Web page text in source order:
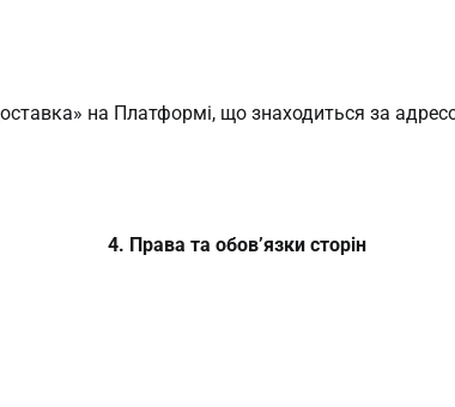
на Платформі, що знаходиться за
4. Права та обов’язки сторін